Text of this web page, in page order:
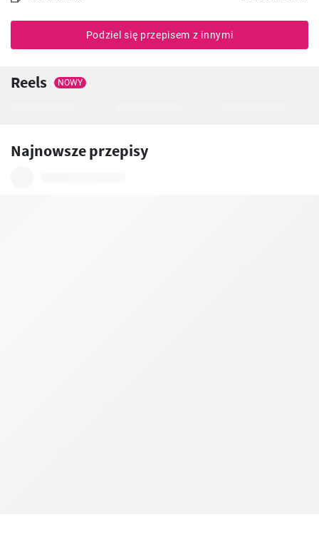
Podziel się przepisem z innymi
Reels NOWY
Najnowsze przepisy